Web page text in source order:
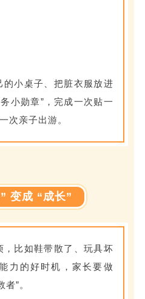
的小桌子、把脏衣服放进
小勋章”，完成一次贴一
次亲子出游。
变成 “成长”
，比如鞋带散了、玩具坏
力的好时机，家长要做
”。